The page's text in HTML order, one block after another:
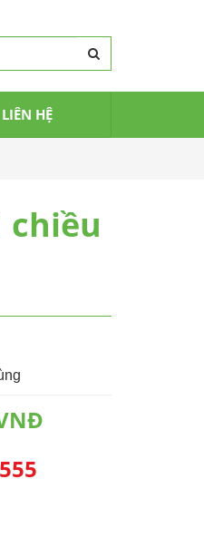
LIÊN HỆ
chiều